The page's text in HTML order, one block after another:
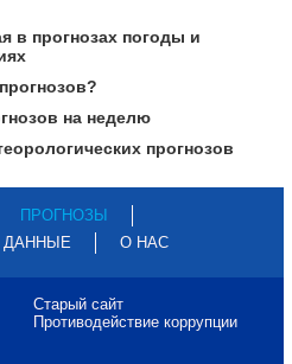
в прогнозах погоды и
на неделю
прогнозов
ПРОГНОЗЫ
ДАННЫЕ
О НАС
Старый сайт
Противодействие коррупции